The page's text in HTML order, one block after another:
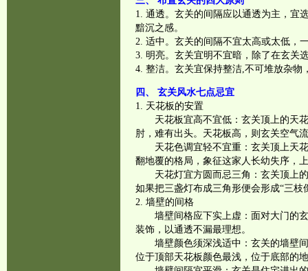
1. 通透。玄关的间隔应以通透为主，宜
黯沉之感。
2. 适中。玄关的间隔不宜太高或太低，
3. 明亮。玄关宜明不宜暗，除了在玄关
4. 整洁。玄关宜保持整洁,不可堆放杂
四、 玄关风水七点忌宜
1. 天花板的安置
天花板宜高不宜低：玄关顶上的天
肘，难有出头。天花板高，则玄关空气
天花色调宜轻不宜重：玄关顶上天
翻地覆的格局，象征这家人长幼失序，
天花灯宜方圆而忌三角：玄关顶上
如果把三盏灯布成三角形便会形成“三枝
2. 墙壁的间格
墙壁间格应下实上虚：面对大门的
装饰，以通透不漏最理想。
墙壁颜色须深浅适中：玄关的墙壁
位于顶部天花板颜色最浅，位于底部的